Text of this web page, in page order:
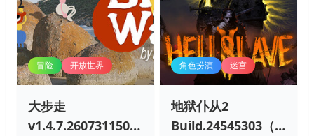
冒险 开放世界
大步走
v1.4.7.2607311502
角色扮演 迷宫
地狱仆从2
Build.24545303（